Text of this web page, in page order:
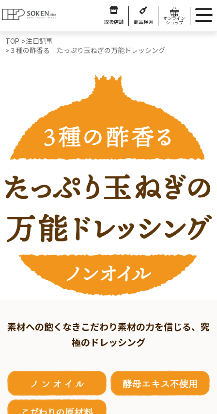
取扱店舗 商品検索
オンライン
ショップ
TOP >注目記事
> ３種の酢香る たっぷり玉ねぎの万能ドレッシング
素材への飽くなきこだわり素材の力を信じる、究
極のドレッシング